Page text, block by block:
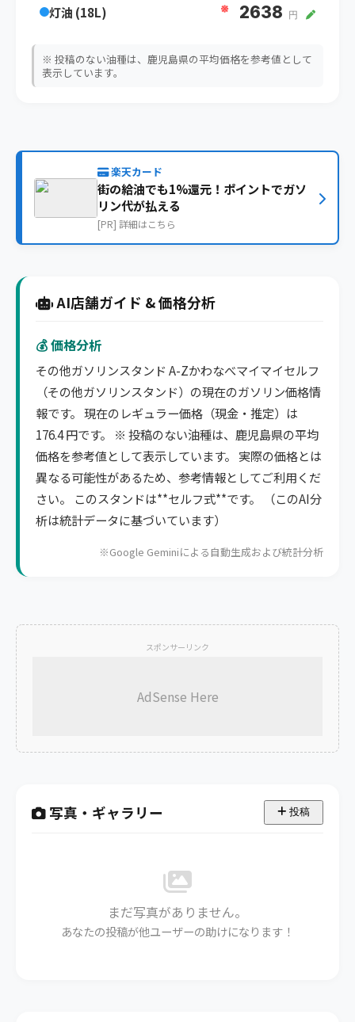
灯油 (18L) ※ 2638 円
※ 投稿のない油種は、鹿児島県の平均価格を参考値として
表示しています。
楽天カード
街の給油でも1%還元！ポイントでガソ
リン代が払える
[PR] 詳細はこちら
AI店舗ガイド & 価格分析
💰 価格分析
その他ガソリンスタンド A-Zかわなべマイマイセルフ
（その他ガソリンスタンド）の現在のガソリン価格情
報です。 現在のレギュラー価格（現金・推定）は
176.4 円です。 ※ 投稿のない油種は、鹿児島県の平均
価格を参考値として表示しています。 実際の価格とは
異なる可能性があるため、参考情報としてご利用くだ
さい。 このスタンドは**セルフ式**です。 （このAI分
析は統計データに基づいています）
※Google Geminiによる自動生成および統計分析
スポンサーリンク
AdSense Here
写真・ギャラリー 投稿
まだ写真がありません。
あなたの投稿が他ユーザーの助けになります！